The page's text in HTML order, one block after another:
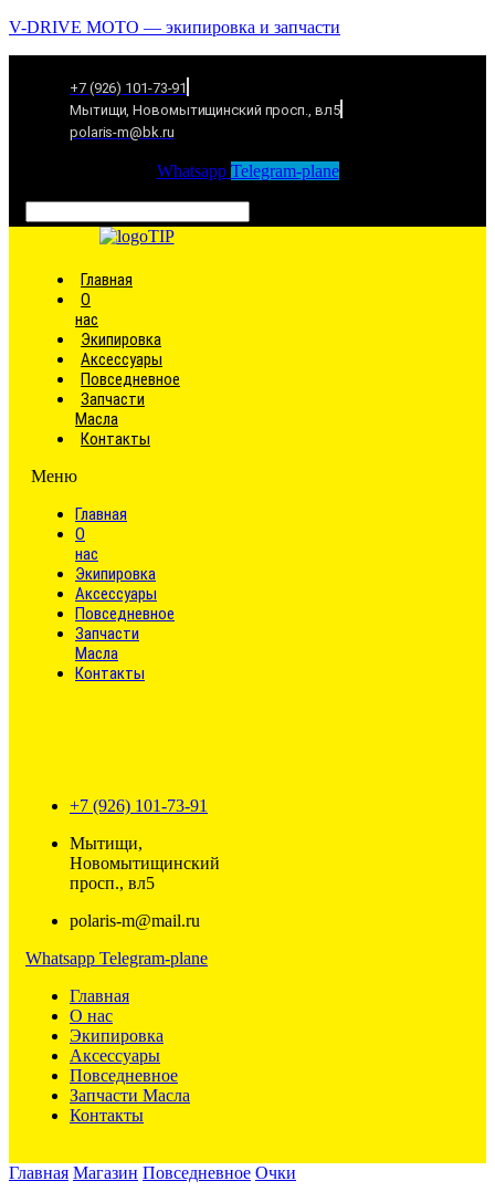
V-DRIVE MOTO — экипировка и запчасти
+7 (926) 101-73-91
Мытищи, Новомытищинский просп., вл5
polaris-m@bk.ru
Whatsapp Telegram-plane
Главная
О
нас
Экипировка
Аксессуары
Повседневное
Запчасти
Масла
Контакты
Меню
Главная
О
нас
Экипировка
Аксессуары
Повседневное
Запчасти
Масла
Контакты
+7 (926) 101-73-91
Мытищи,
Новомытищинский
просп., вл5
polaris-m@mail.ru
Whatsapp Telegram-plane
Главная
О нас
Экипировка
Аксессуары
Повседневное
Запчасти Масла
Контакты
Главная Магазин Повседневное Очки